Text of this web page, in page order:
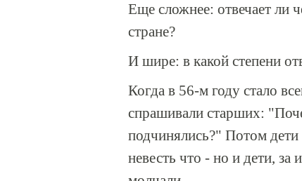
Еще сложнее: отвечает ли
стране?
И шире: в какой степени
Когда в 56-м году стало
спрашивали старших:
подчинялись?" Потом
невесть что - но и дети,